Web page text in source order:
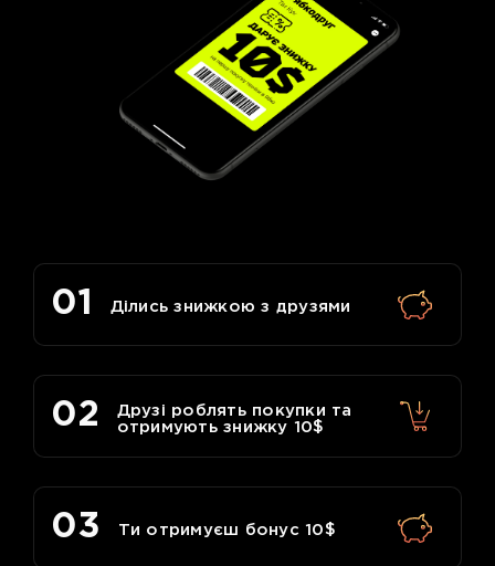
01 Ділись знижкою з друзями
02
Друзі роблять покупки та
отримують знижку 10$
03 Ти отримуєш бонус 10$